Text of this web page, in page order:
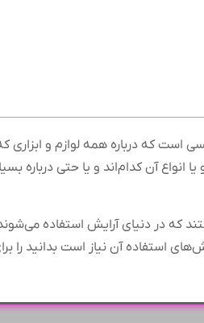
که درباره همه لوازم و ابزاری
آن کدام‌اند و یا حتی درباره
که در دنیای آرایش استفاده
استفاده آن نیاز است بدانید را